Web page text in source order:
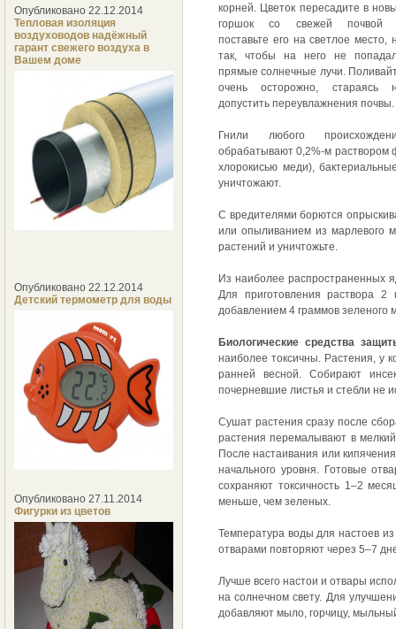
Опубликовано 22.12.2014
Тепловая изоляция
воздуховодов надёжный
гарант свежего воздуха в
Вашем доме
Опубликовано 22.12.2014
Детский термометр для воды
Опубликовано 27.11.2014
Фигурки из цветов
корней. Цветок пересадите в
горшок со свежей почвой
поставьте его на светлое место,
так, чтобы на него не
прямые солнечные лучи.
очень осторожно, стараясь
допустить переувлажнения почвы.
Гнили любого
обрабатывают 0,2%-м раствором
хлорокисью меди),
уничтожают.
С вредителями борются
или опыливанием из марлевого
растений и уничтожьте.
Из наиболее распространенных
Для приготовления раствора
добавлением 4 граммов зеленого
Биологические средства
наиболее токсичны. Растения, у
ранней весной. Собирают
почерневшие листья и стебли не
Сушат растения сразу после
растения перемалывают в
После настаивания или
начального уровня. Готовые
сохраняют токсичность 1–2
меньше, чем зеленых.
Температура воды для настоев
отварами повторяют через 5–7
Лучше всего настои и отвары
на солнечном свету. Для
добавляют мыло, горчицу,